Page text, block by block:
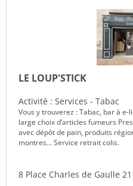
LE LOUP'STICK
Activité : Services - Tabac
Vous y trouverez : Tabac, bar à
large choix d’articles fumeurs
avec dépôt de pain, produits
montres... Service retrait colis.
8 Place Charles de Gaulle